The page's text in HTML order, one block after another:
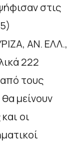
στις
ΑΝ. ΕΛΛ.,
222
τους
μείνουν
οι